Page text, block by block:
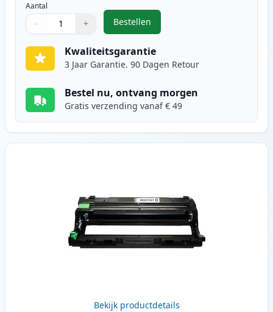
Aantal
Gebruik de knoppen om aan te passen
− +
1
Bestellen
,Brother TN245Y (TN241Y) toner
Kwaliteitsgarantie
3 Jaar Garantie. 90 Dagen Retour
Bestel nu, ontvang morgen
Gratis verzending vanaf € 49
Bekijk productdetails